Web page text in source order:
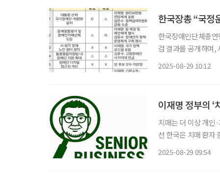
한국장총 “국정
한국장애인단체총
검 결과를 공개하며,
2025-08-29 10:12
이재명 정부의 ‘
치매는 더 이상 개인
선 한국은 치매 환자
2025-08-29 09:54